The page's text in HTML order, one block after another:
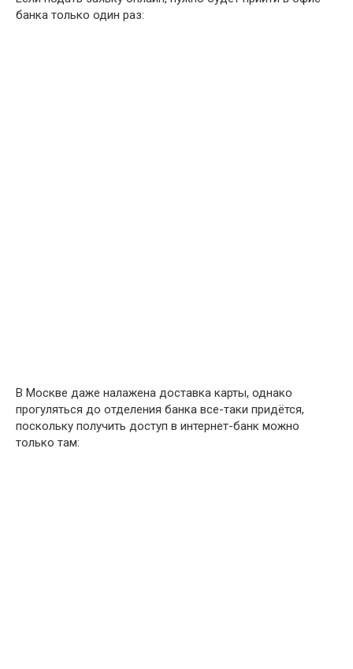
банка только один раз:
В Москве даже налажена доставка карты, однако
прогуляться до отделения банка все-таки придётся,
поскольку получить доступ в интернет-банк можно
только там: